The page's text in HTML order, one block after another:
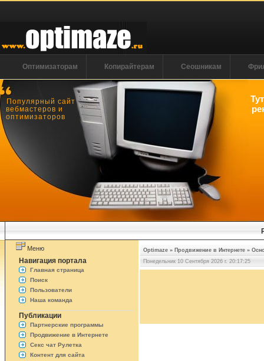
Оптимизаторам Копирайтерам Сеошникам
Популярный сайт
вебмастеров и
оптимизаторов
Меню
Навигация портала
Главная страница
Поиск
Пользователи
Наша команда
Публикации
Партнерские программы
Продвижение в Интернете
Секс чат Рулетка
Контент для сайта
Optimaze » Продвижение в Интернете »
Понедельник 10 Сентября 2026 г. 20:17:25